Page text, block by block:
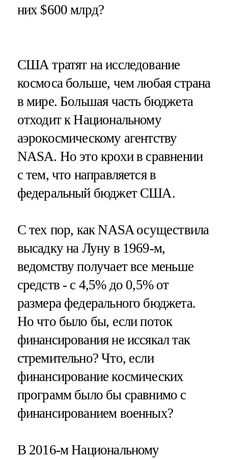
них $600 млрд?
США тратят на исследование
космоса больше, чем любая страна
в мире. Большая часть бюджета
отходит к Национальному
аэрокосмическому агентству
NASA. Но это крохи в сравнении
с тем, что направляется в
федеральный бюджет США.
С тех пор, как NASA осуществила
высадку на Луну в 1969-м,
ведомству получает все меньше
средств - с 4,5% до 0,5% от
размера федерального бюджета.
Но что было бы, если поток
финансирования не иссякал так
стремительно? Что, если
финансирование космических
программ было бы сравнимо с
финансированием военных?
В 2016-м Национальному